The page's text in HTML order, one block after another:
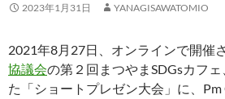
2023年1月31日 YANAGISAWATOMIO
2021年8月27日、オンラインで開催
協議会の第２回まつやまSDGsカフ
た「ショートプレゼン大会」に、